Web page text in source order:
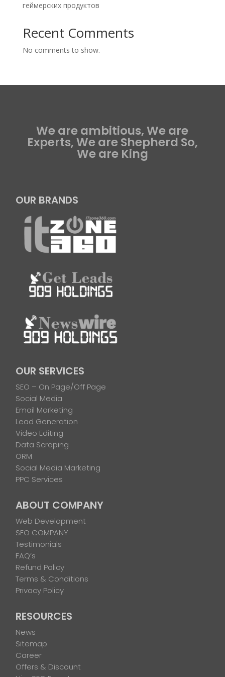
геймерских продуктов
Recent Comments
No comments to show.
We are ambitious, We are
Experts, We are Shepherd So,
We are King
OUR BRANDS
OUR SERVICES
SEO – On Page/Off Page
Social Media
Email Marketing
Lead Generation
Video Editing
Data Scraping
ORM
Social Media Marketing
PPC Services
ABOUT COMPANY
Web Development
SEO COMPANY
Testimonials
FAQ’s
Refund Policy
Terms & Conditions
Privacy Policy
RESOURCES
News
Sitemap
Career
Offers & Discount